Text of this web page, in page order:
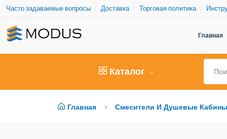
Часто задаваемые вопросы Доставка Торговая политика
Главная
Каталог
Главная Смесители И Душевые Кабины